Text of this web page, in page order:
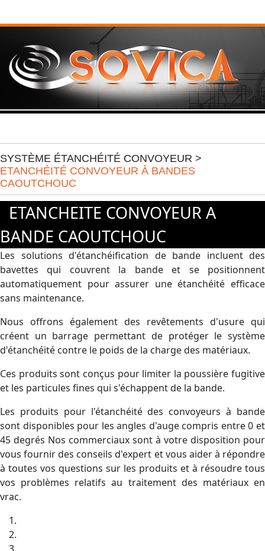
SYSTÈME ÉTANCHÉITÉ CONVOYEUR >
ETANCHÉITÉ CONVOYEUR À BANDES
CAOUTCHOUC
ETANCHEITE CONVOYEUR A
BANDE CAOUTCHOUC
Les solutions d'étanchéification de bande incluent des
bavettes qui couvrent la bande et se positionnent
automatiquement pour assurer une étanchéité efficace
sans maintenance.
Nous offrons également des revêtements d'usure qui
créent un barrage permettant de protéger le système
d'étanchéité contre le poids de la charge des matériaux.
Ces produits sont conçus pour limiter la poussière fugitive
et les particules fines qui s'échappent de la bande.
Les produits pour l'étanchéité des convoyeurs à bande
sont disponibles pour les angles d'auge compris entre 0 et
45 degrés Nos commerciaux sont à votre disposition pour
vous fournir des conseils d'expert et vous aider à répondre
à toutes vos questions sur les produits et à résoudre tous
vos problèmes relatifs au traitement des matériaux en
vrac.